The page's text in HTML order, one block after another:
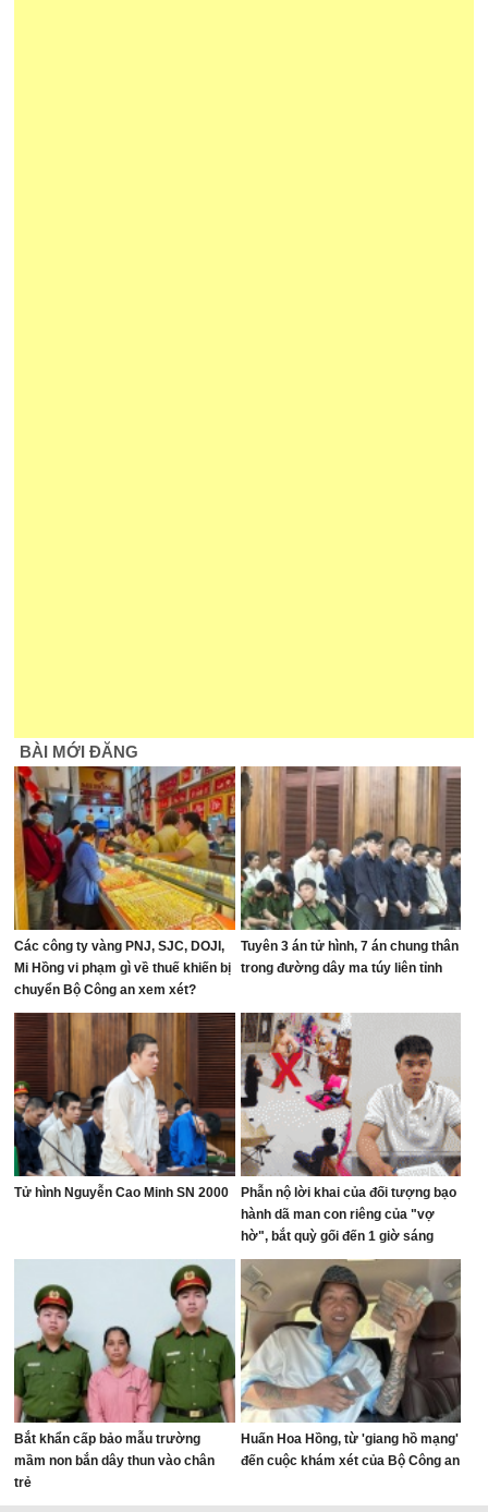
BÀI MỚI ĐĂNG
Các công ty vàng PNJ, SJC, DOJI,
Mi Hồng vi phạm gì về thuế khiến bị
chuyển Bộ Công an xem xét?
Tuyên 3 án tử hình, 7 án chung thân
trong đường dây ma túy liên tỉnh
Tử hình Nguyễn Cao Minh SN 2000
Phẫn nộ lời khai của đối tượng bạo
hành dã man con riêng của "vợ
hờ", bắt quỳ gối đến 1 giờ sáng
Bắt khẩn cấp bảo mẫu trường
mầm non bắn dây thun vào chân
trẻ
Huấn Hoa Hồng, từ 'giang hồ mạng'
đến cuộc khám xét của Bộ Công an